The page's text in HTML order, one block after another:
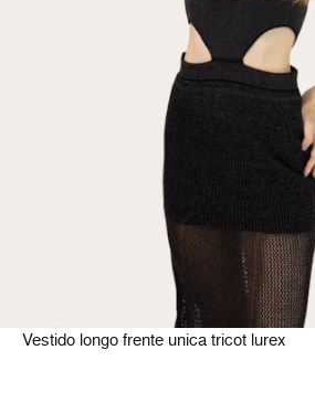
Vestido longo frente unica tricot lurex